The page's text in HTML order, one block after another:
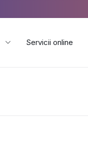
Servicii online